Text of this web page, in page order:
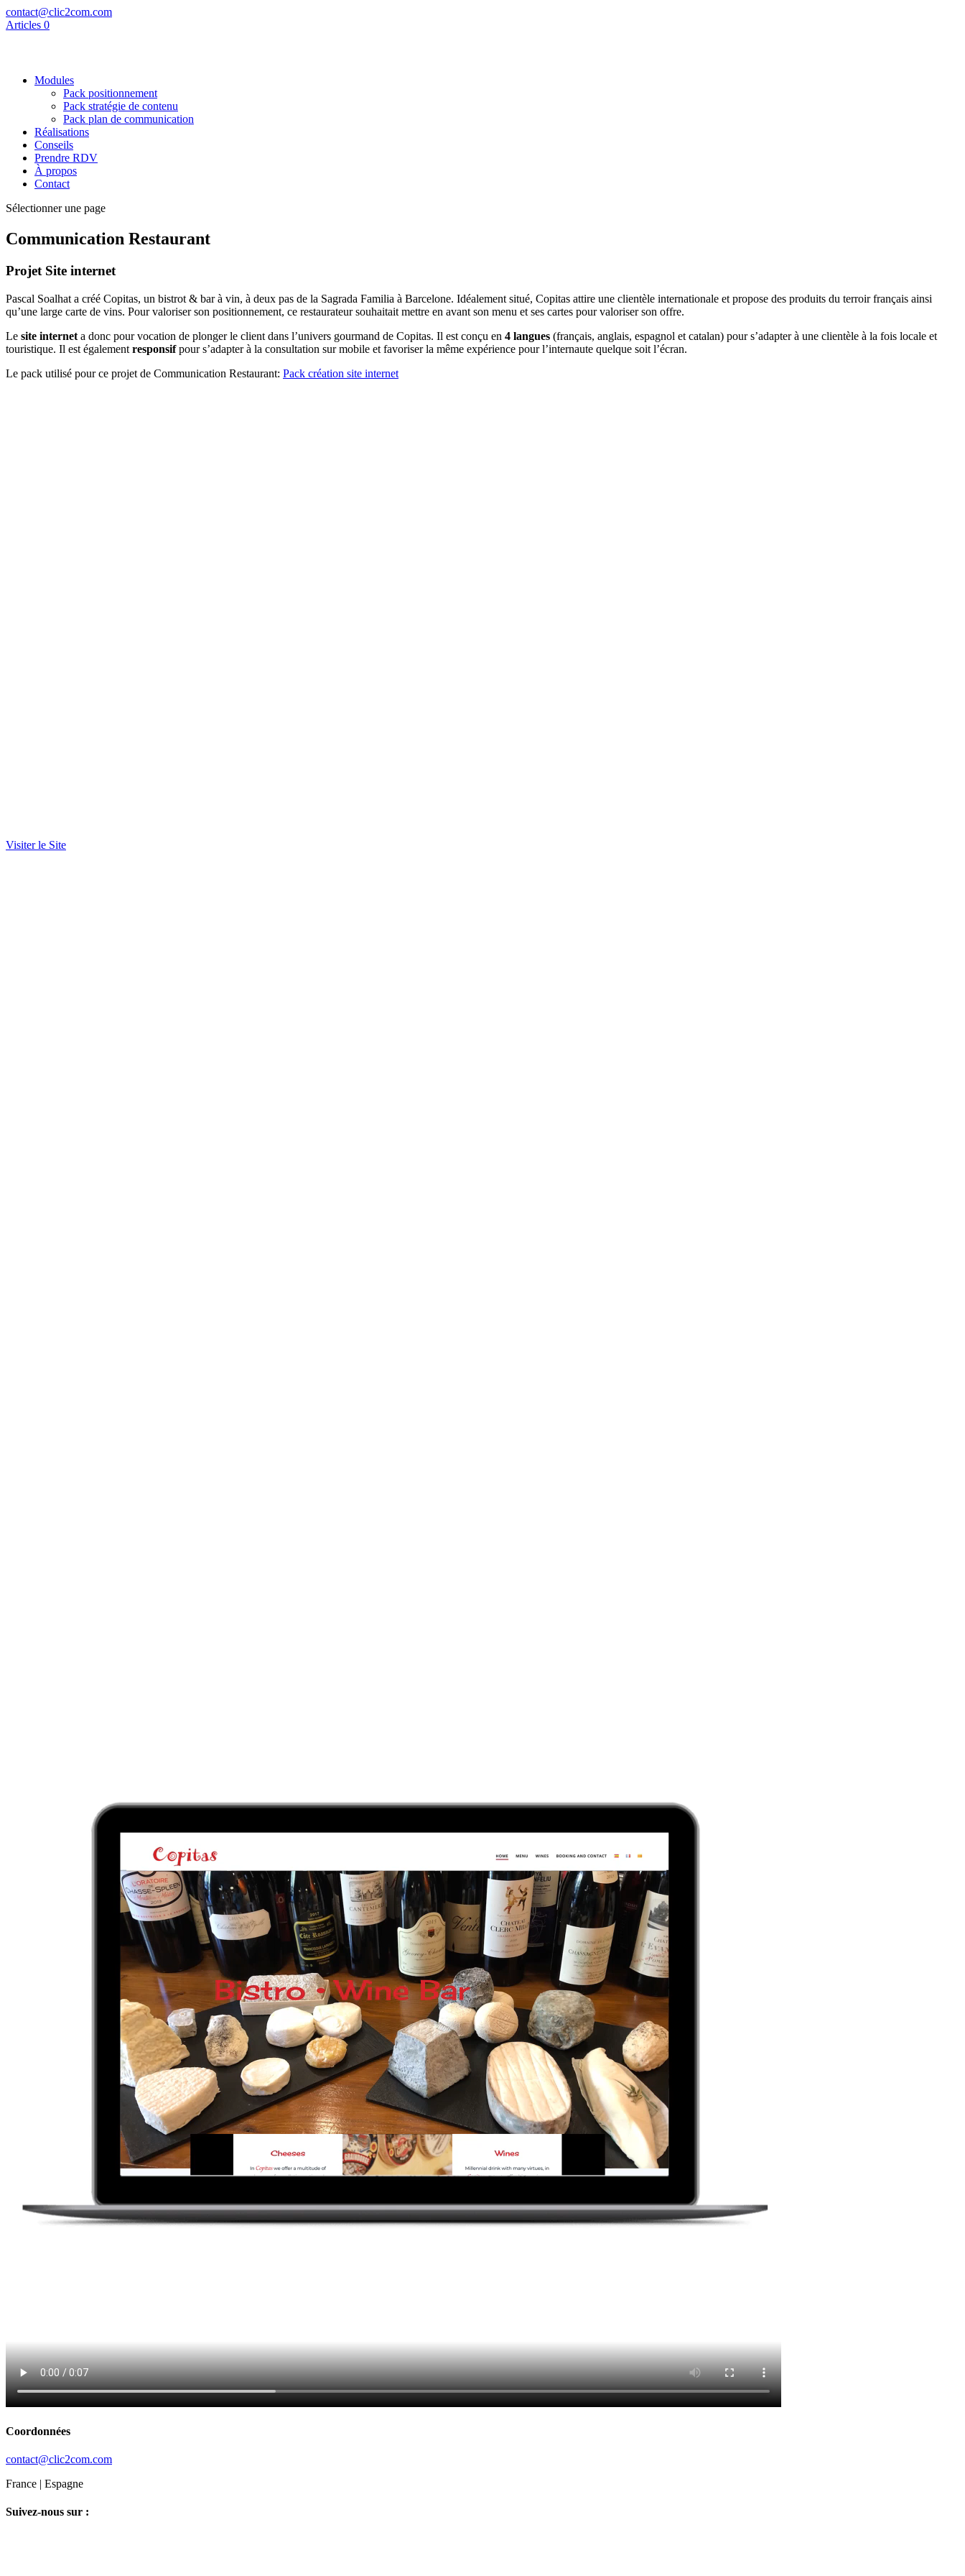
contact@clic2com.com
Articles 0
Modules
Pack positionnement
Pack stratégie de contenu
Pack plan de communication
Réalisations
Conseils
Prendre RDV
À propos
Contact
Sélectionner une page
Communication Restaurant
Projet Site internet
Pascal Soalhat a créé Copitas, un bistrot & bar à vin, à deux pas de la Sagrada Familia à Barcelone. Idéalement situé, Copitas attire une clientèle internationale et propose des produits du terroir français ainsi
qu’une large carte de vins. Pour valoriser son positionnement, ce restaurateur souhaitait mettre en avant son menu et ses cartes pour valoriser son offre.
Le site internet a donc pour vocation de plonger le client dans l’univers gourmand de Copitas. Il est conçu en 4 langues (français, anglais, espagnol et catalan) pour s’adapter à une clientèle à la fois locale et
touristique. Il est également responsifpour s’adapter à la consultation sur mobile et favoriser la même expérience pour l’internaute quelque soit l’écran.
Le pack utilisé pour ce projet de Communication Restaurant: Pack création site internet
Visiter le Site
Coordonnées
contact@clic2com.com
France | Espagne
Suivez-nous sur :